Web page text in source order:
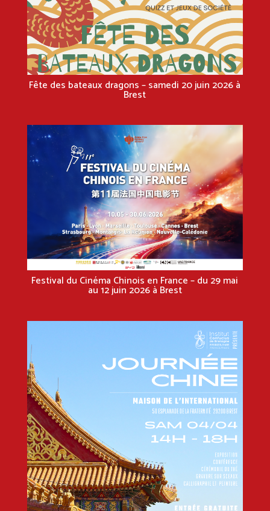
Fête des bateaux dragons – samedi 20 juin 2026 à
Brest
Festival du Cinéma Chinois en France – du 29 mai
au 12 juin 2026 à Brest